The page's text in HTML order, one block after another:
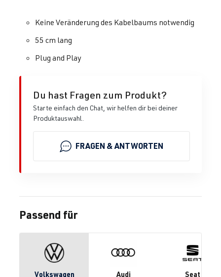
Keine Veränderung des Kabelbaums notwendig
55 cm lang
Plug and Play
Du hast Fragen zum Produkt?
Starte einfach den Chat, wir helfen dir bei deiner
Produktauswahl.
FRAGEN & ANTWORTEN
Passend für
Volkswagen Audi Seat